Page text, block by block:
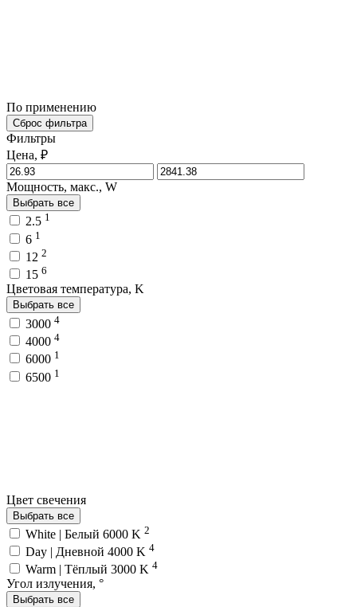
По применению
Сброс фильтра
Фильтры
Цена, ₽
Мощность, макс., W
Выбрать все
2.5 1
6 1
12 2
15 6
Цветовая температура, K
Выбрать все
3000 4
4000 4
6000 1
6500 1
Цвет свечения
Выбрать все
White | Белый 6000 K 2
Day | Дневной 4000 K 4
Warm | Тёплый 3000 K 4
Угол излучения, °
Выбрать все